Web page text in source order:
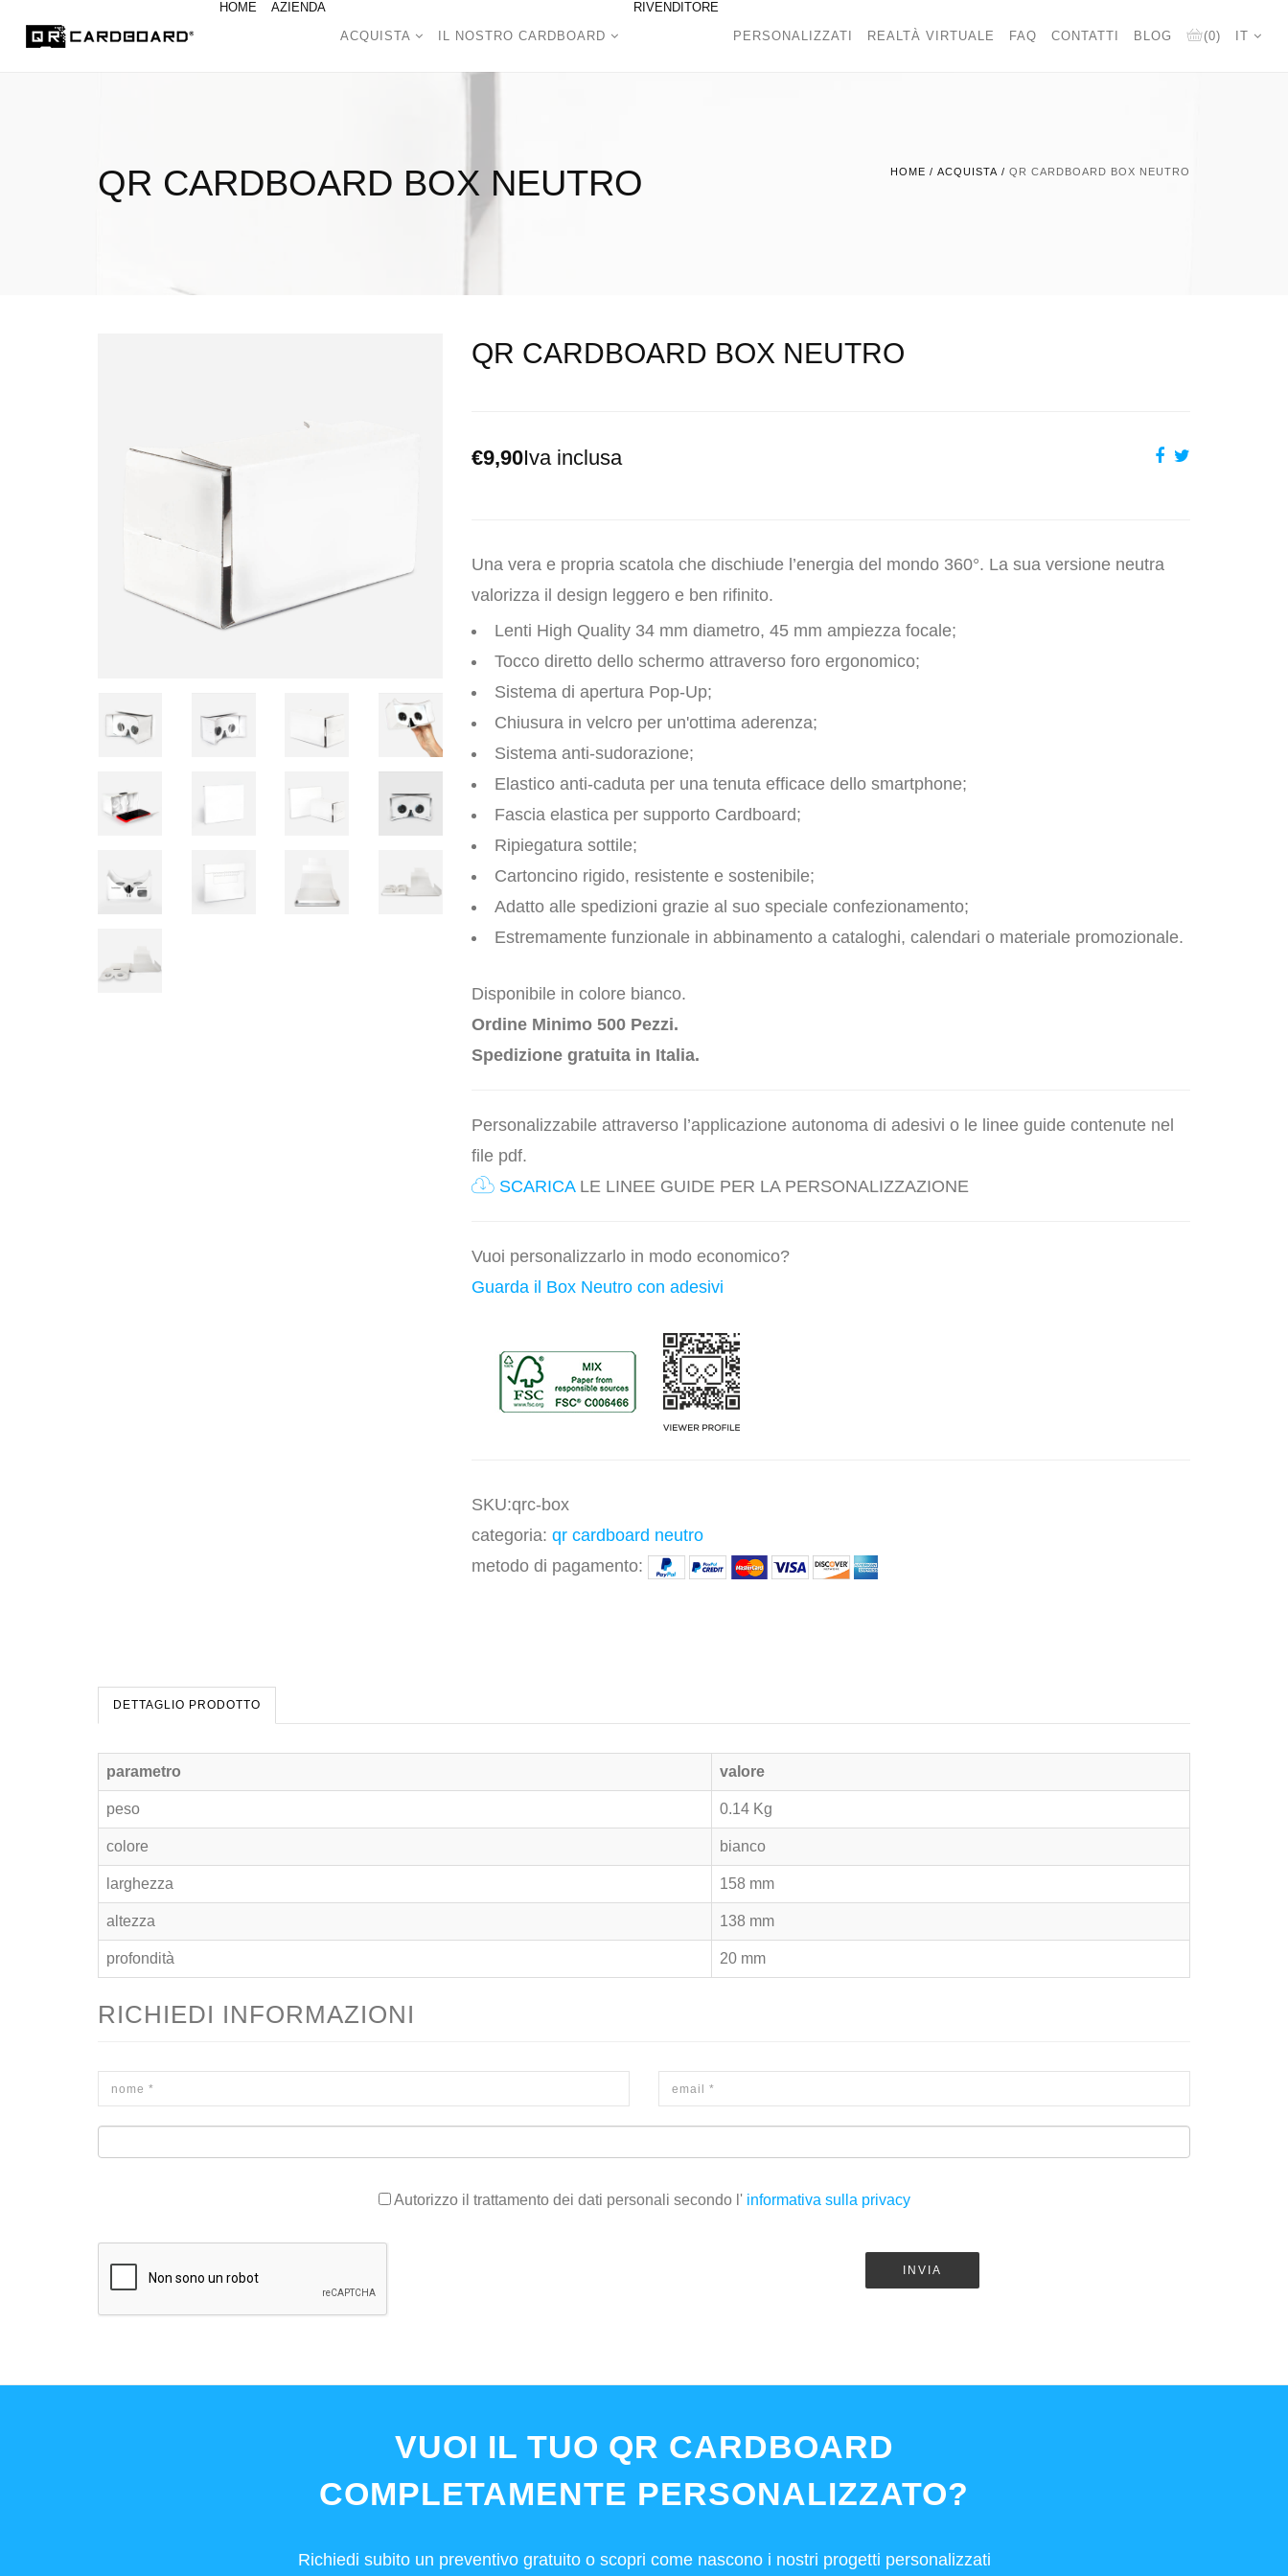
HOME
AZIENDA
ACQUISTA
IL NOSTRO CARDBOARD
RIVENDITORE
PERSONALIZZATI
REALTÀ VIRTUALE FAQ CONTATTI BLOG (0) IT
QR CARDBOARD BOX NEUTRO HOME / ACQUISTA / QR CARDBOARD BOX NEUTRO
QR CARDBOARD BOX NEUTRO
€9,90Iva inclusa
Una vera e propria scatola che dischiude l’energia del mondo 360°. La sua versione neutra
valorizza il design leggero e ben rifinito.
Lenti High Quality 34 mm diametro, 45 mm ampiezza focale;
Tocco diretto dello schermo attraverso foro ergonomico;
Sistema di apertura Pop-Up;
Chiusura in velcro per un'ottima aderenza;
Sistema anti-sudorazione;
Elastico anti-caduta per una tenuta efficace dello smartphone;
Fascia elastica per supporto Cardboard;
Ripiegatura sottile;
Cartoncino rigido, resistente e sostenibile;
Adatto alle spedizioni grazie al suo speciale confezionamento;
Estremamente funzionale in abbinamento a cataloghi, calendari o materiale promozionale.
Disponibile in colore bianco.
Ordine Minimo 500 Pezzi.
Spedizione gratuita in Italia.
Personalizzabile attraverso l’applicazione autonoma di adesivi o le linee guide contenute nel
file pdf.
SCARICALE LINEE GUIDE PER LA PERSONALIZZAZIONE
Vuoi personalizzarlo in modo economico?
Guarda il Box Neutro con adesivi
SKU:qrc-box
categoria: qr cardboard neutro
metodo di pagamento:
DETTAGLIO PRODOTTO
parametro valore
peso 0.14 Kg
colore bianco
larghezza 158 mm
altezza 138 mm
profondità 20 mm
RICHIEDI INFORMAZIONI
Autorizzo il trattamento dei dati personali secondo l' informativa sulla privacy
INVIA
VUOI IL TUO QR CARDBOARD
COMPLETAMENTE PERSONALIZZATO?
Richiedi subito un preventivo gratuito o scopri come nascono i nostri progetti personalizzati